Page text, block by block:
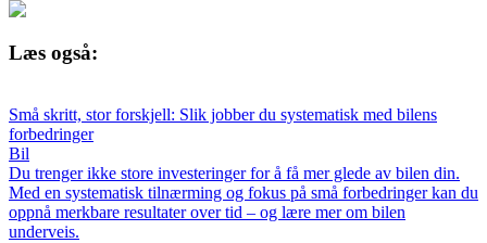
Læs også:
Små skritt, stor forskjell: Slik jobber du systematisk med bilens
forbedringer
Bil
Du trenger ikke store investeringer for å få mer glede av bilen din.
Med en systematisk tilnærming og fokus på små forbedringer kan du
oppnå merkbare resultater over tid – og lære mer om bilen
underveis.